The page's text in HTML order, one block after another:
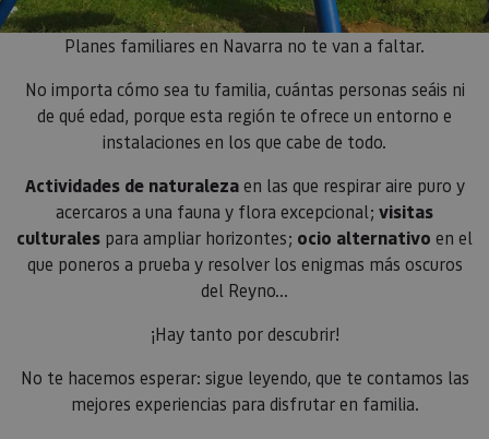
Planes familiares en Navarra no te van a faltar.
No importa cómo sea tu familia, cuántas personas seáis ni
de qué edad, porque esta región te ofrece un entorno e
instalaciones en los que cabe de todo.
Actividades de naturalezaen las que respirar aire puro y
acercaros a una fauna y flora excepcional; visitas
culturales para ampliar horizontes; ocio alternativo en el
que poneros a prueba y resolver los enigmas más oscuros
del Reyno…
¡Hay tanto por descubrir!
No te hacemos esperar: sigue leyendo, que te contamos las
mejores experiencias para disfrutar en familia.